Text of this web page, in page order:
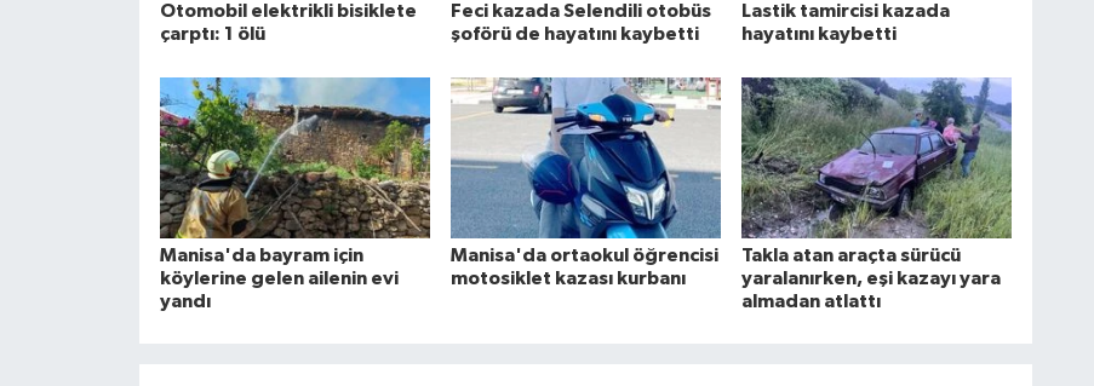
Otomobil elektrikli bisiklete
çarptı: 1 ölü
Feci kazada Selendili otobüs
şoförü de hayatını kaybetti
Lastik tamircisi kazada
hayatını kaybetti
Manisa'da bayram için
köylerine gelen ailenin evi
yandı
Manisa'da ortaokul öğrencisi
motosiklet kazası kurbanı
Takla atan araçta sürücü
yaralanırken, eşi kazayı yara
almadan atlattı